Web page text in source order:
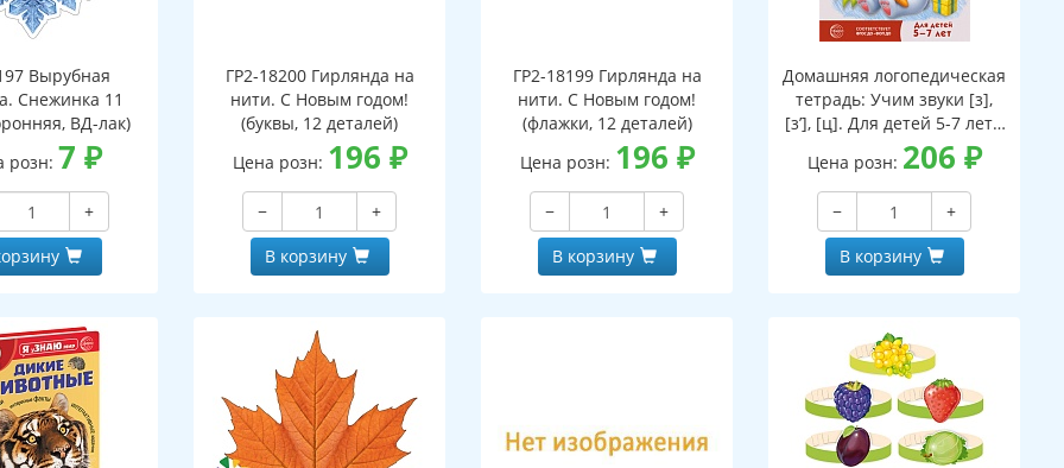
Вырубная
Снежинка 11
ВД-лак)
розн: 7 ₽
+
ГР2-18200 Гирлянда на
нити. С Новым годом!
(буквы, 12 деталей)
Цена розн: 196 ₽
−
+
В корзину
ГР2-18199 Гирлянда на
нити. С Новым годом!
(флажки, 12 деталей)
Цена розн: 196 ₽
−
+
В корзину
Домашняя логопедическая
тетрадь: Учим звуки [з],
[з’], [ц]. Для детей 5-7 лет -
3-е изд.
Цена розн: 206 ₽
−
+
В корзину